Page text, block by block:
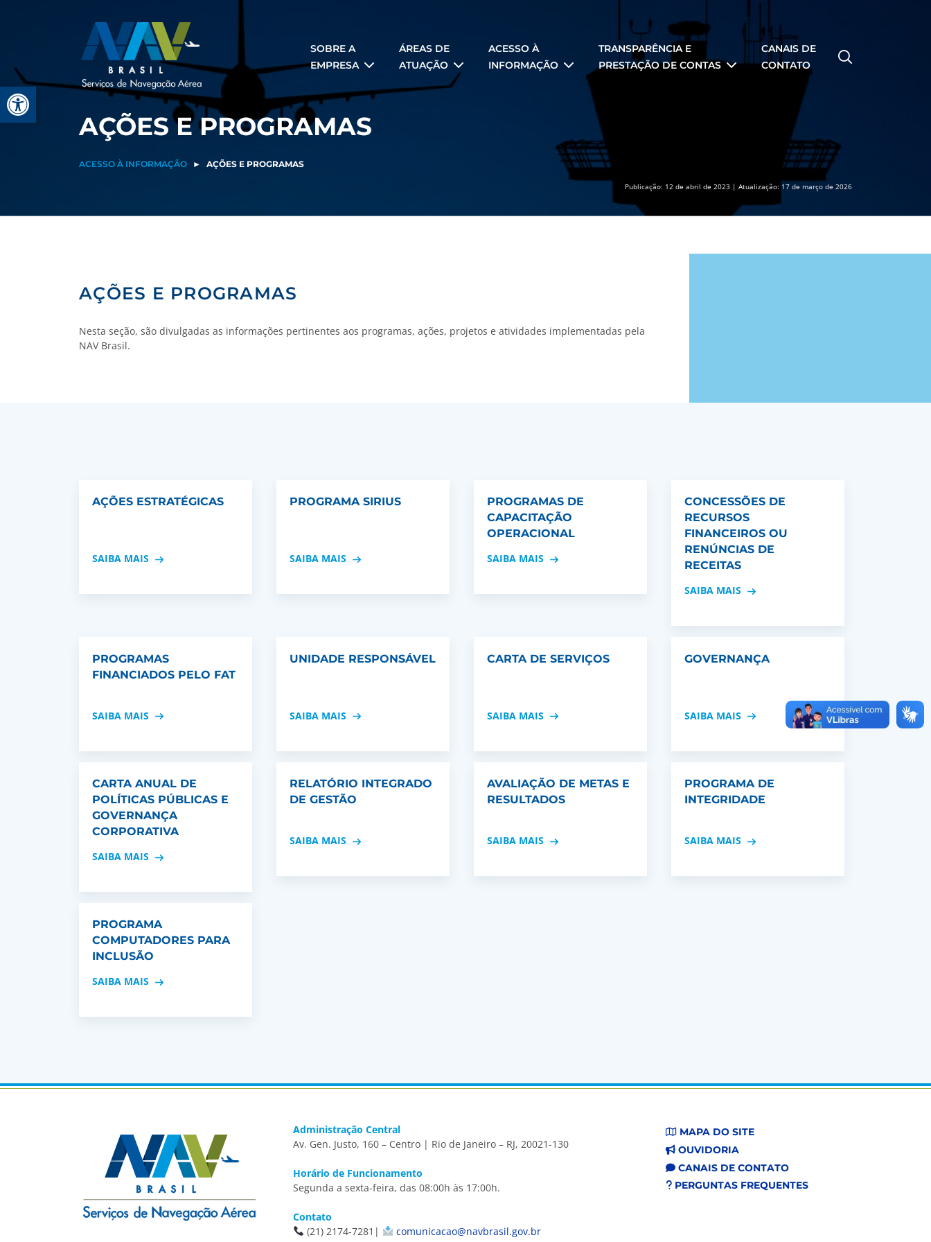
Barra de Ferramentas Aberta
SOBRE A
EMPRESA
ÁREAS DE
ATUAÇÃO
ACESSO À
INFORMAÇÃO
TRANSPARÊNCIA E
PRESTAÇÃO DE CONTAS
CANAIS DE
CONTATO
AÇÕES E PROGRAMAS
ACESSO À INFORMAÇÃO ► AÇÕES E PROGRAMAS
Publicação: 12 de abril de 2023 | Atualização: 17 de março de 2026
AÇÕES E PROGRAMAS
Nesta seção, são divulgadas as informações pertinentes aos programas, ações, projetos e atividades implementadas pela
NAV Brasil.
AÇÕES ESTRATÉGICAS
SAIBA MAIS
PROGRAMA SIRIUS
SAIBA MAIS
PROGRAMAS DE
CAPACITAÇÃO
OPERACIONAL
SAIBA MAIS
CONCESSÕES DE
RECURSOS
FINANCEIROS OU
RENÚNCIAS DE
RECEITAS
SAIBA MAIS
PROGRAMAS
FINANCIADOS PELO FAT
SAIBA MAIS
UNIDADE RESPONSÁVEL
SAIBA MAIS
CARTA DE SERVIÇOS
SAIBA MAIS
GOVERNANÇA
SAIBA MAIS
CARTA ANUAL DE
POLÍTICAS PÚBLICAS E
GOVERNANÇA
CORPORATIVA
SAIBA MAIS
RELATÓRIO INTEGRADO
DE GESTÃO
SAIBA MAIS
AVALIAÇÃO DE METAS E
RESULTADOS
SAIBA MAIS
PROGRAMA DE
INTEGRIDADE
SAIBA MAIS
PROGRAMA
COMPUTADORES PARA
INCLUSÃO
SAIBA MAIS
Administração Central
Av. Gen. Justo, 160 – Centro | Rio de Janeiro – RJ, 20021-130
Horário de Funcionamento
Segunda a sexta-feira, das 08:00h às 17:00h.
Contato
(21) 2174-7281|
comunicacao@navbrasil.gov.br
MAPA DO SITE
OUVIDORIA
CANAIS DE CONTATO
PERGUNTAS FREQUENTES